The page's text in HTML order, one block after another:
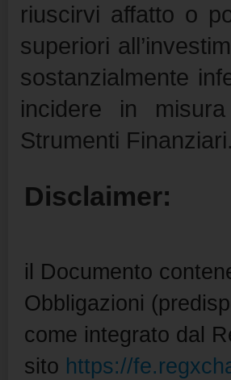
riuscirvi affatto o
superiori
sostanzialmente
incidere in
Strumenti Finanziari.
Disclaimer:
il Documento
Obbligazioni
come integrato dal
sito https://